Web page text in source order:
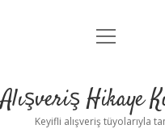
Anasayfa
Yasal Uyarı
menüyü
Alışveriş Hikaye
Keyifli alışveriş tüyolarıyla